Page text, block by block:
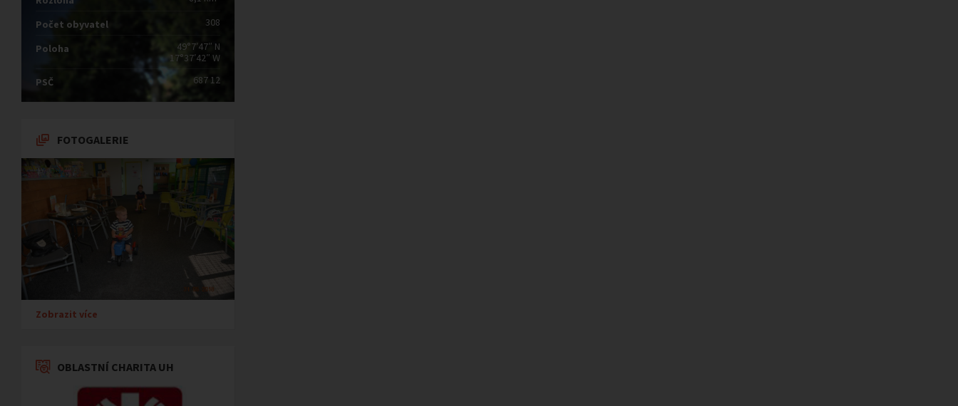
Počet obyvatel 308
Poloha
49°7′47″ N
17°37′42″ W
PSČ
687 12
FOTOGALERIE
Zobrazit více
OBLASTNÍ CHARITA UH